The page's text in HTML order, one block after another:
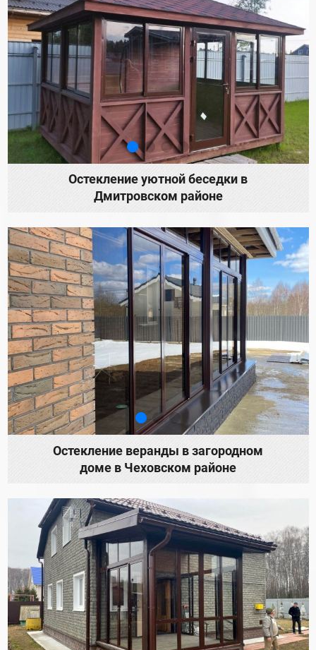
Остекление уютной беседки в
Дмитровском районе
Остекление веранды в загородном
доме в Чеховском районе